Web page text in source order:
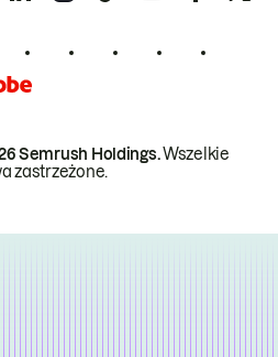
Semrush Holdings.Wszelkie
zastrzeżone.